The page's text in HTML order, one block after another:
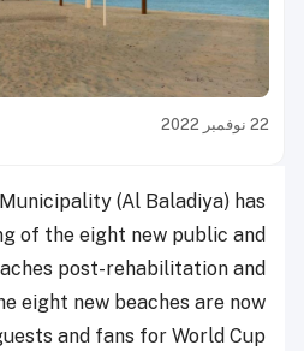
22 نوفمبر 2022
(Al Baladiya) has
of the eight new public and
post-rehabilitation and
eight new beaches are now
and fans for World Cup